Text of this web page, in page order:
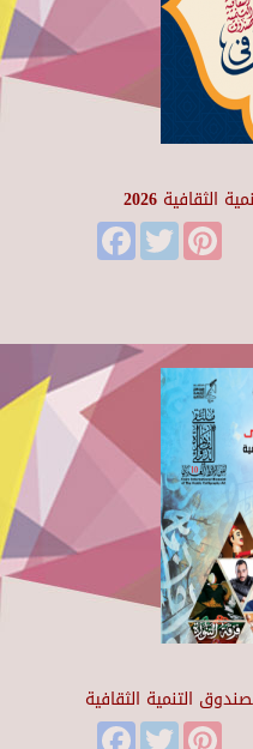
2026
FacebookTwitter
التنمية الثقافية
FacebookTwitter